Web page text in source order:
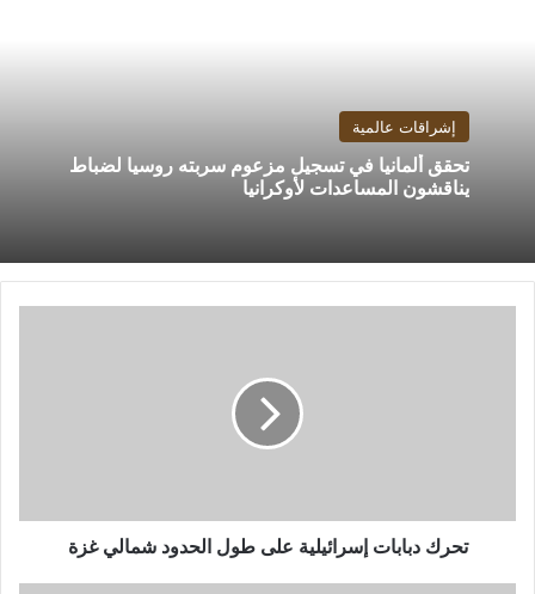
إشراقات عالمية
تحقق ألمانيا في تسجيل مزعوم سربته روسيا لضباط
يناقشون المساعدات لأوكرانيا
تحرك دبابات إسرائيلية على طول الحدود شمالي غزة